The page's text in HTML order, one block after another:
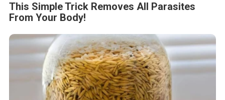
This Simple Trick Removes All Parasites
From Your Body!